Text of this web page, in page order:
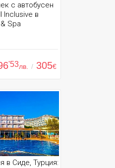
с автобусен
Inclusive в
Spa
'53лв. / 305€
в Сиде, Турция: